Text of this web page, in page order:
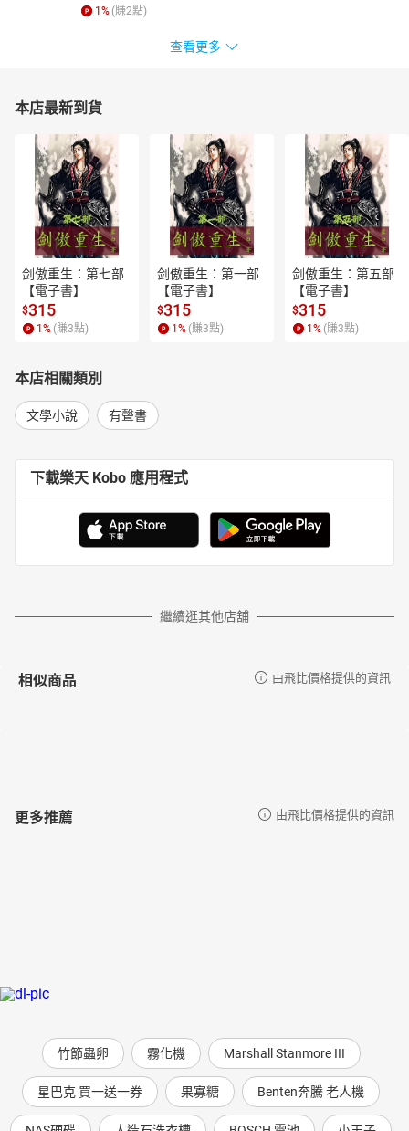
1 % (賺2點)
查看更多
本店最新到貨
剑傲重生：第七部
【電子書】
$315
1 % (賺3點)
剑傲重生：第一部
【電子書】
$315
1 % (賺3點)
剑傲重生：第五部
【電子書】
$315
1 % (賺3點)
本店相關類別
文學小說 有聲書
下載樂天 Kobo 應用程式
繼續逛其他店舖
相似商品 由飛比價格提供的資訊
更多推薦 由飛比價格提供的資訊
竹節蟲卵 霧化機 Marshall Stanmore III
星巴克 買一送一券 果寡糖 Benten奔騰 老人機